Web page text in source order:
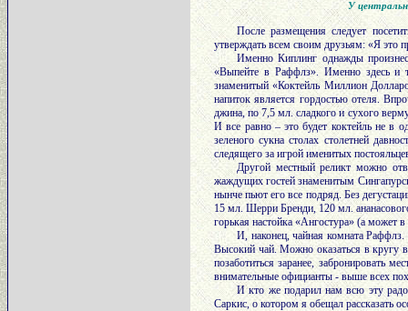
У
После размещения следует
утверждать всем своим друзьям: «Я это
Именно Киплинг однажды
«Выпейте в Раффлз». Именно здесь и
знаменитый «Коктейль Миллион
напиток является гордостью отеля.
джина, по 7,5 мл. сладкого и сухого
И все равно – это будет коктейль не в
зеленого сукна столах столетней
следящего за игрой именитых
Другой местный реликт можно
жаждущих гостей знаменитым
нынче пьют его все подряд. Без
15 мл. Шерри Бренди, 120 мл.
горькая настойка «Ангостура» (а может
И, наконец, чайная комната
Высокий чай. Можно оказаться в кругу
позаботиться заранее, забронировать
внимательные официанты - выше всех
И кто же подарил нам всю эту
Саркис, о котором я обещал рассказать